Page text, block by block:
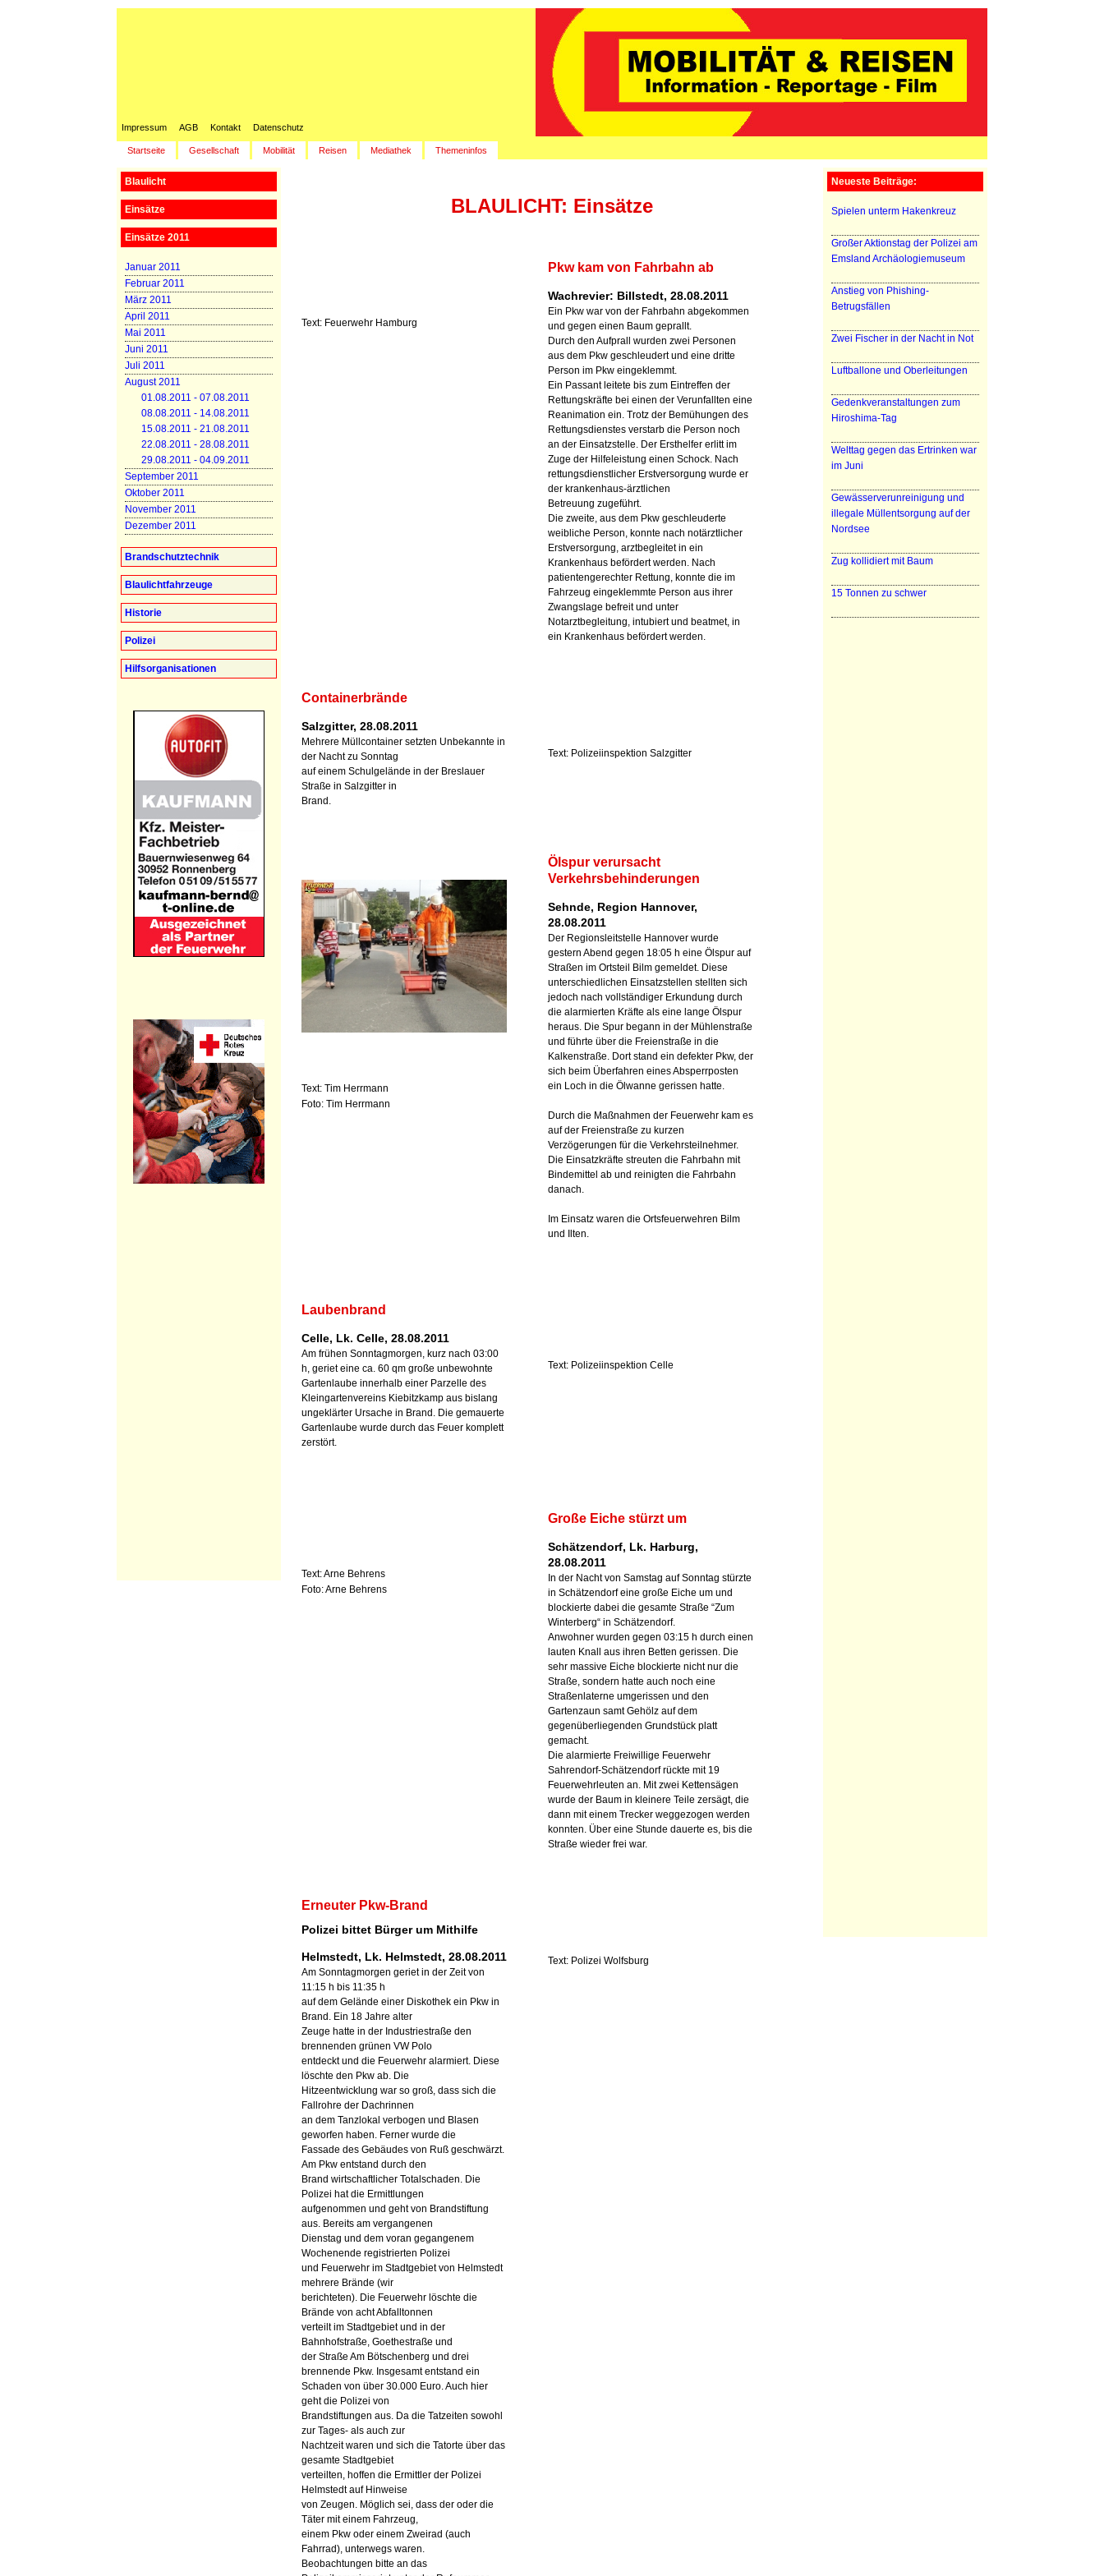
Impressum AGB Kontakt Datenschutz
Startseite Gesellschaft Mobilität Reisen Mediathek Themeninfos
Blaulicht
Einsätze
Einsätze 2011
Januar 2011
Februar 2011
März 2011
April 2011
Mai 2011
Juni 2011
Juli 2011
August 2011
01.08.2011 - 07.08.2011
08.08.2011 - 14.08.2011
15.08.2011 - 21.08.2011
22.08.2011 - 28.08.2011
29.08.2011 - 04.09.2011
September 2011
Oktober 2011
November 2011
Dezember 2011
Brandschutztechnik
Blaulichtfahrzeuge
Historie
Polizei
Hilfsorganisationen
Neueste Beiträge:
Spielen unterm Hakenkreuz
Großer Aktionstag der Polizei am
Emsland Archäologiemuseum
Anstieg von Phishing-
Betrugsfällen
Zwei Fischer in der Nacht in Not
Luftballone und Oberleitungen
Gedenkveranstaltungen zum
Hiroshima-Tag
Welttag gegen das Ertrinken war
im Juni
Gewässerverunreinigung und
illegale Müllentsorgung auf der
Nordsee
Zug kollidiert mit Baum
15 Tonnen zu schwer
BLAULICHT: Einsätze
Text: Feuerwehr Hamburg
Pkw kam von Fahrbahn ab
Wachrevier: Billstedt, 28.08.2011
Ein Pkw war von der Fahrbahn abgekommen
und gegen einen Baum geprallt.
Durch den Aufprall wurden zwei Personen
aus dem Pkw geschleudert und eine dritte
Person im Pkw eingeklemmt.
Ein Passant leitete bis zum Eintreffen der
Rettungskräfte bei einen der Verunfallten eine
Reanimation ein. Trotz der Bemühungen des
Rettungsdienstes verstarb die Person noch
an der Einsatzstelle. Der Ersthelfer erlitt im
Zuge der Hilfeleistung einen Schock. Nach
rettungsdienstlicher Erstversorgung wurde er
der krankenhaus-ärztlichen
Betreuung zugeführt.
Die zweite, aus dem Pkw geschleuderte
weibliche Person, konnte nach notärztlicher
Erstversorgung, arztbegleitet in ein
Krankenhaus befördert werden. Nach
patientengerechter Rettung, konnte die im
Fahrzeug eingeklemmte Person aus ihrer
Zwangslage befreit und unter
Notarztbegleitung, intubiert und beatmet, in
ein Krankenhaus befördert werden.
Text: Polizeiinspektion Salzgitter
Containerbrände
Salzgitter, 28.08.2011
Mehrere Müllcontainer setzten Unbekannte in
der Nacht zu Sonntag
auf einem Schulgelände in der Breslauer
Straße in Salzgitter in
Brand.
Text: Tim Herrmann
Foto: Tim Herrmann
Ölspur verursacht
Verkehrsbehinderungen
Sehnde, Region Hannover,
28.08.2011
Der Regionsleitstelle Hannover wurde
gestern Abend gegen 18:05 h eine Ölspur auf
Straßen im Ortsteil Bilm gemeldet. Diese
unterschiedlichen Einsatzstellen stellten sich
jedoch nach vollständiger Erkundung durch
die alarmierten Kräfte als eine lange Ölspur
heraus. Die Spur begann in der Mühlenstraße
und führte über die Freienstraße in die
Kalkenstraße. Dort stand ein defekter Pkw, der
sich beim Überfahren eines Absperrposten
ein Loch in die Ölwanne gerissen hatte.
Durch die Maßnahmen der Feuerwehr kam es
auf der Freienstraße zu kurzen
Verzögerungen für die Verkehrsteilnehmer.
Die Einsatzkräfte streuten die Fahrbahn mit
Bindemittel ab und reinigten die Fahrbahn
danach.
Im Einsatz waren die Ortsfeuerwehren Bilm
und Ilten.
Text: Polizeiinspektion Celle
Laubenbrand
Celle, Lk. Celle, 28.08.2011
Am frühen Sonntagmorgen, kurz nach 03:00
h, geriet eine ca. 60 qm große unbewohnte
Gartenlaube innerhalb einer Parzelle des
Kleingartenvereins Kiebitzkamp aus bislang
ungeklärter Ursache in Brand. Die gemauerte
Gartenlaube wurde durch das Feuer komplett
zerstört.
Text: Arne Behrens
Foto: Arne Behrens
Große Eiche stürzt um
Schätzendorf, Lk. Harburg,
28.08.2011
In der Nacht von Samstag auf Sonntag stürzte
in Schätzendorf eine große Eiche um und
blockierte dabei die gesamte Straße “Zum
Winterberg“ in Schätzendorf.
Anwohner wurden gegen 03:15 h durch einen
lauten Knall aus ihren Betten gerissen. Die
sehr massive Eiche blockierte nicht nur die
Straße, sondern hatte auch noch eine
Straßenlaterne umgerissen und den
Gartenzaun samt Gehölz auf dem
gegenüberliegenden Grundstück platt
gemacht.
Die alarmierte Freiwillige Feuerwehr
Sahrendorf-Schätzendorf rückte mit 19
Feuerwehrleuten an. Mit zwei Kettensägen
wurde der Baum in kleinere Teile zersägt, die
dann mit einem Trecker weggezogen werden
konnten. Über eine Stunde dauerte es, bis die
Straße wieder frei war.
Text: Polizei Wolfsburg
Erneuter Pkw-Brand
Polizei bittet Bürger um Mithilfe
Helmstedt, Lk. Helmstedt, 28.08.2011
Am Sonntagmorgen geriet in der Zeit von
11:15 h bis 11:35 h
auf dem Gelände einer Diskothek ein Pkw in
Brand. Ein 18 Jahre alter
Zeuge hatte in der Industriestraße den
brennenden grünen VW Polo
entdeckt und die Feuerwehr alarmiert. Diese
löschte den Pkw ab. Die
Hitzeentwicklung war so groß, dass sich die
Fallrohre der Dachrinnen
an dem Tanzlokal verbogen und Blasen
geworfen haben. Ferner wurde die
Fassade des Gebäudes von Ruß geschwärzt.
Am Pkw entstand durch den
Brand wirtschaftlicher Totalschaden. Die
Polizei hat die Ermittlungen
aufgenommen und geht von Brandstiftung
aus. Bereits am vergangenen
Dienstag und dem voran gegangenem
Wochenende registrierten Polizei
und Feuerwehr im Stadtgebiet von Helmstedt
mehrere Brände (wir
berichteten). Die Feuerwehr löschte die
Brände von acht Abfalltonnen
verteilt im Stadtgebiet und in der
Bahnhofstraße, Goethestraße und
der Straße Am Bötschenberg und drei
brennende Pkw. Insgesamt entstand ein
Schaden von über 30.000 Euro. Auch hier
geht die Polizei von
Brandstiftungen aus. Da die Tatzeiten sowohl
zur Tages- als auch zur
Nachtzeit waren und sich die Tatorte über das
gesamte Stadtgebiet
verteilten, hoffen die Ermittler der Polizei
Helmstedt auf Hinweise
von Zeugen. Möglich sei, dass der oder die
Täter mit einem Fahrzeug,
einem Pkw oder einem Zweirad (auch
Fahrrad), unterwegs waren.
Beobachtungen bitte an das